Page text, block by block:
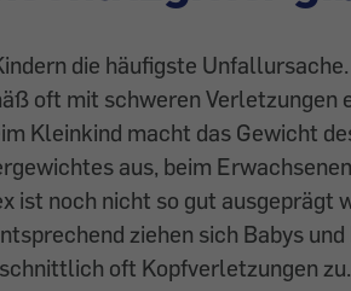
die häufigste
oft mit schweren Verletzungen
Kleinkind macht das Gewicht
aus, beim
ist noch nicht so gut ausgeprägt
ziehen sich Babys
oft Kopfverletzungen zu.